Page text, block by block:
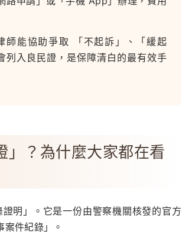
師能協助爭取 「不起訴」、「緩起
入良民證，是保障清白的最有效手
」？為什麼大家都在看
明」。它是一份由警察機關核發的官方
件紀錄」。